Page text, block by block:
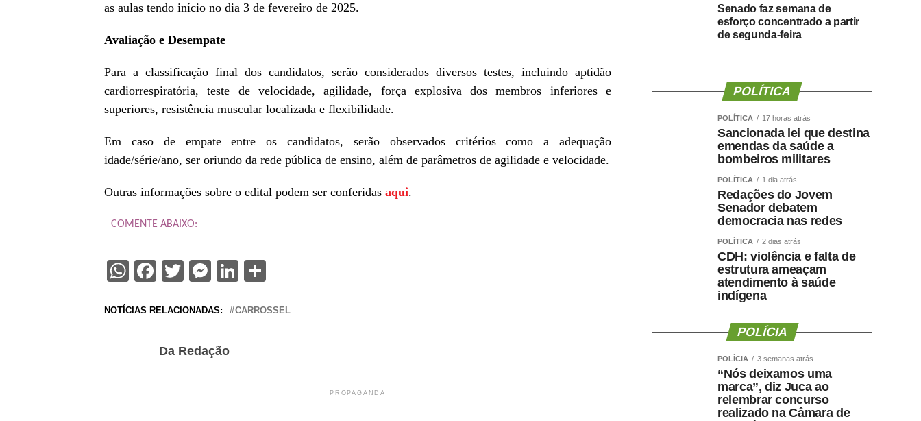
as aulas tendo início no dia 3 de fevereiro de 2025.
Avaliação e Desempate
Para a classificação final dos candidatos, serão considerados diversos testes, incluindo aptidão
cardiorrespiratória, teste de velocidade, agilidade, força explosiva dos membros inferiores e
superiores, resistência muscular localizada e flexibilidade.
Em caso de empate entre os candidatos, serão observados critérios como a adequação
idade/série/ano, ser oriundo da rede pública de ensino, além de parâmetros de agilidade e velocidade.
Outras informações sobre o edital podem ser conferidas aqui.
COMENTE ABAIXO:
WhatsApp
Facebook
TwitterMessenger
LinkedIn
NOTÍCIAS RELACIONADAS: CARROSSEL
Da Redação
PROPAGANDA
Senado faz semana de
esforço concentrado a partir
de segunda-feira
POLÍTICA
POLÍTICA 17 horas atrás
Sancionada lei que destina
emendas da saúde a
bombeiros militares
POLÍTICA 1 dia atrás
Redações do Jovem
Senador debatem
democracia nas redes
POLÍTICA 2 dias atrás
CDH: violência e falta de
estrutura ameaçam
atendimento à saúde
indígena
POLÍCIA
POLÍCIA 3 semanas atrás
“Nós deixamos uma
marca”, diz Juca ao
relembrar concurso
realizado na Câmara de